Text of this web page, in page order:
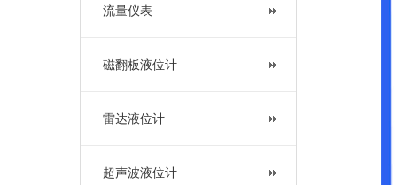
流量仪表
磁翻板液位计
雷达液位计
超声波液位计